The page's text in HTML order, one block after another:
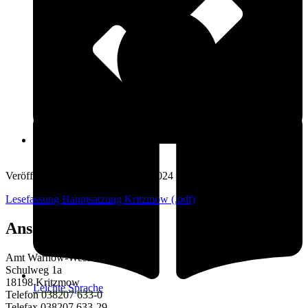
Leichte Sprache
Veröffentlicht am: 19. November 2024 vom
Lesefassung Hauptsatzung Kritzmow (.pdf)
Anschrift
Amt Warnow-West
Schulweg 1a
18198 Kritzmow
Telefon 038207 633-0